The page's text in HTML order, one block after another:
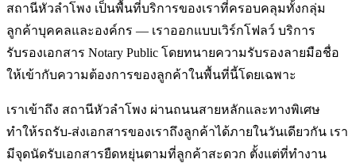
สถานีหัวลำโพง เป็นพื้นที่บริการของเราที่ครอบคลุมทั้งกลุ่ม
ลูกค้าบุคคลและองค์กร — เราออกแบบเวิร์กโฟลว์ บริการ
รับรองเอกสาร Notary Public โดยทนายความรับรองลายมือชื่อ
ให้เข้ากับความต้องการของลูกค้าในพื้นที่นี้โดยเฉพาะ
เราเข้าถึง สถานีหัวลำโพง ผ่านถนนสายหลักและทางพิเศษ
ทำให้รถรับ-ส่งเอกสารของเราถึงลูกค้าได้ภายในวันเดียวกัน เรา
มีจุดนัดรับเอกสารยืดหยุ่นตามที่ลูกค้าสะดวก ตั้งแต่ที่ทำงาน